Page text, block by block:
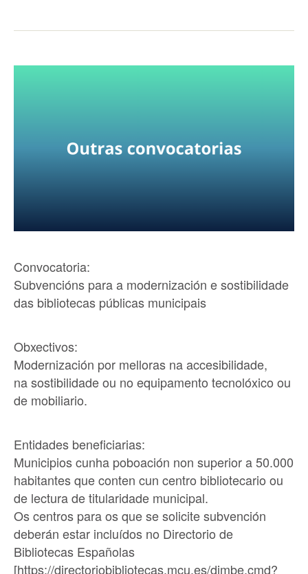
Convocatoria:
Subvencións para a modernización e sostibilidade
das bibliotecas públicas municipais
Obxectivos:
Modernización por melloras na accesibilidade,
na sostibilidade ou no equipamento tecnolóxico ou
de mobiliario.
Entidades beneficiarias:
Municipios cunha poboación non superior a 50.000
habitantes que conten cun centro bibliotecario ou
de lectura de titularidade municipal.
Os centros para os que se solicite subvención
deberán estar incluídos no Directorio de
Bibliotecas Españolas
[https://directoriobibliotecas.mcu.es/dimbe.cmd?